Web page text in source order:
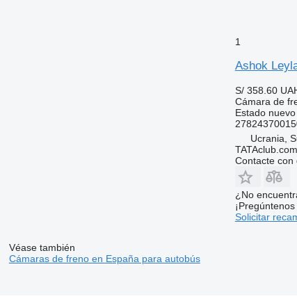
1
Ashok
S/ 358.60
Cámara de
Estadonuevo
Ucrania,
Contacte con
¿No
Solicitar
Véase también
Cámaras de freno en España para autobús